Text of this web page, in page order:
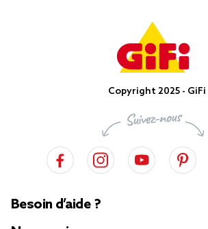
Copyright 2025 - GiFi
Besoin d’aide ?